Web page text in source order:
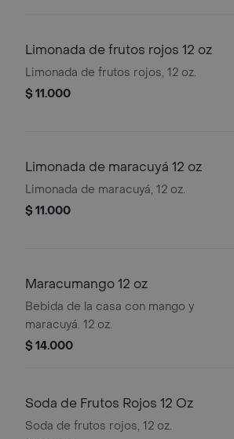
Limonada de frutos rojos 12 oz
Limonada de frutos rojos, 12 oz.
$ 11.000
Limonada de maracuyá 12 oz
Limonada de maracuyá, 12 oz.
$ 11.000
Maracumango 12 oz
Bebida de la casa con mango y
maracuyá. 12 oz.
$ 14.000
Soda de Frutos Rojos 12 Oz
Soda de frutos rojos, 12 oz.